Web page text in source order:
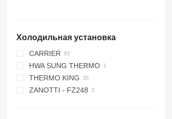
Холодильная установка
CARRIER
CITIMAX 400
SUPRA
SUPRA 550
HWA SUNG THERMO
THERMO KING
SPECTRUM TS
ZANOTTI - FZ248